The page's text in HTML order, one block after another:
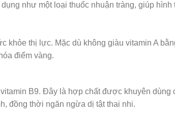
như một loại thuốc nhuận tràng, giúp
thị lực. Mặc dù không giàu vitamin A
điểm vàng.
B9. Đây là hợp chất được khuyên dùng
đồng thời ngăn ngừa dị tật thai nhi.